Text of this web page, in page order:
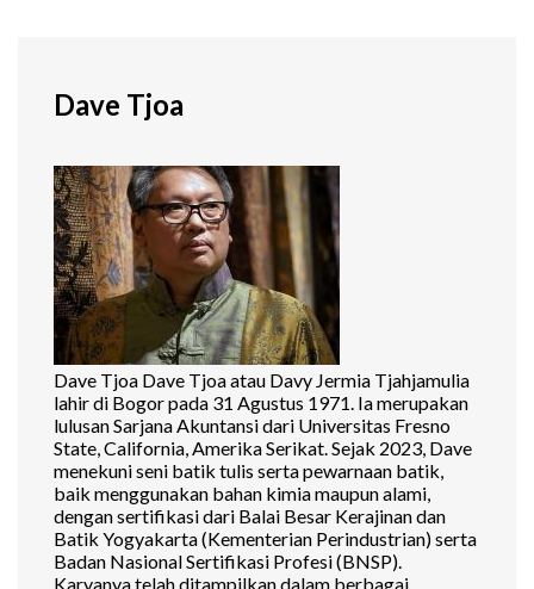
Dave Tjoa
Dave Tjoa Dave Tjoa atau Davy Jermia Tjahjamulia
lahir di Bogor pada 31 Agustus 1971. Ia merupakan
lulusan Sarjana Akuntansi dari Universitas Fresno
State, California, Amerika Serikat. Sejak 2023, Dave
menekuni seni batik tulis serta pewarnaan batik,
baik menggunakan bahan kimia maupun alami,
dengan sertifikasi dari Balai Besar Kerajinan dan
Batik Yogyakarta (Kementerian Perindustrian) serta
Badan Nasional Sertifikasi Profesi (BNSP).
Karyanya telah ditampilkan dalam berbagai